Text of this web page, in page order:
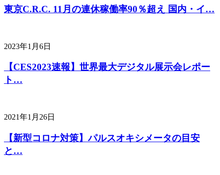
東京C.R.C. 11月の連休稼働率90％超え 国内・イ…
2023年1月6日
【CES2023速報】世界最大デジタル展示会レポー
ト…
2021年1月26日
【新型コロナ対策】パルスオキシメータの目安
と…